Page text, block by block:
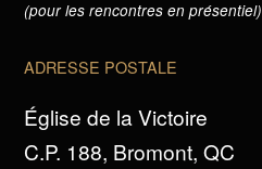
(pour les rencontres en présentiel)
ADRESSE POSTALE
Église de la Victoire
C.P. 188, Bromont, QC